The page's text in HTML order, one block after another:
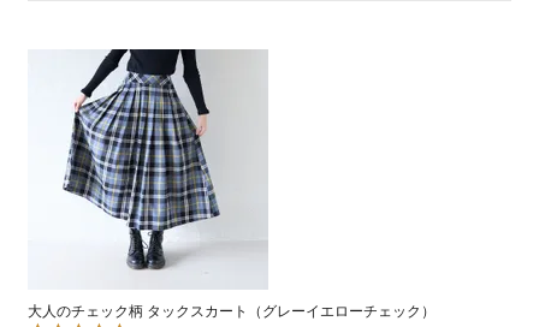
大人のチェック柄 タックスカート（グレーイエローチェック）